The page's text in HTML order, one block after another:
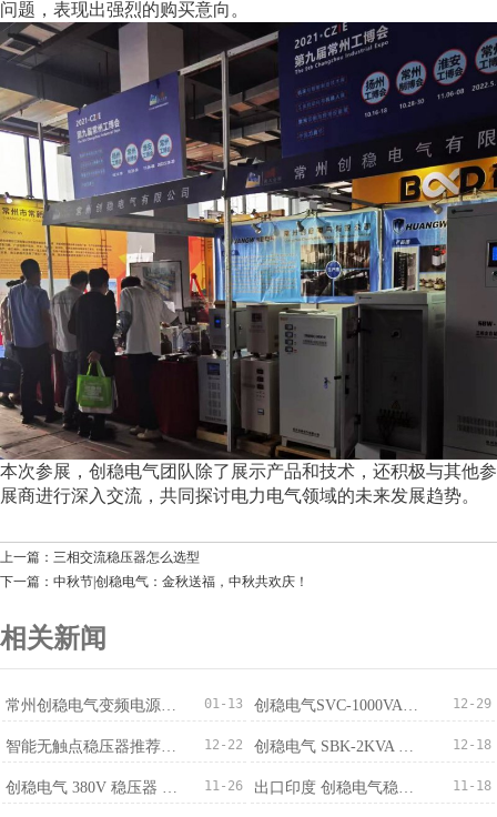
问题，表现出强烈的购买意向。
本次参展，创稳电气团队除了展示产品和技术，还积极与其他参
展商进行深入交流，共同探讨电力电气领域的未来发展趋势。
上一篇：三相交流稳压器怎么选型
下一篇：中秋节|创稳电气：金秋送福，中秋共欢庆！
相关新闻
01-13 12-29
12-22 12-18
11-26 11-18